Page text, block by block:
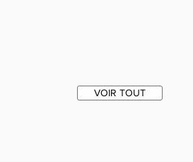
VOIR TOUT